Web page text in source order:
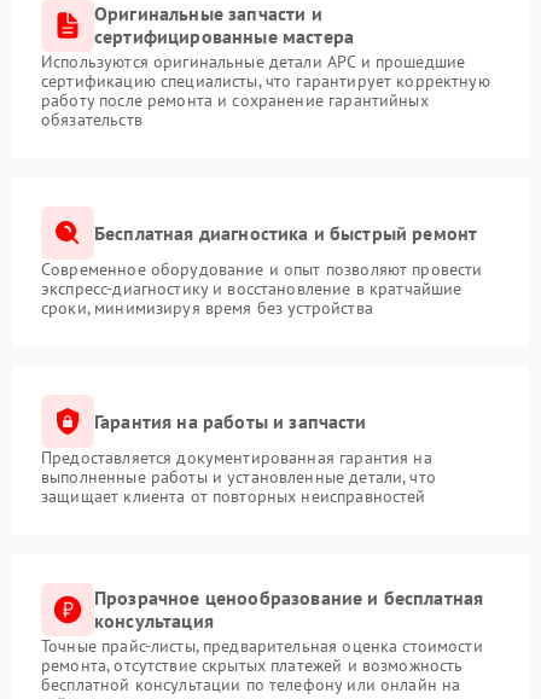
Оригинальные запчасти и
сертифицированные мастера
Используются оригинальные детали APC и прошедшие
сертификацию специалисты, что гарантирует корректную
работу после ремонта и сохранение гарантийных
обязательств
Бесплатная диагностика и быстрый ремонт
Современное оборудование и опыт позволяют провести
экспресс-диагностику и восстановление в кратчайшие
сроки, минимизируя время без устройства
Гарантия на работы и запчасти
Предоставляется документированная гарантия на
выполненные работы и установленные детали, что
защищает клиента от повторных неисправностей
Прозрачное ценообразование и бесплатная
консультация
Точные прайс-листы, предварительная оценка стоимости
ремонта, отсутствие скрытых платежей и возможность
бесплатной консультации по телефону или онлайн на